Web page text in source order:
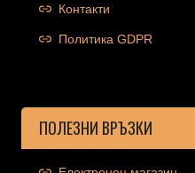
Контакти
Политика GDPR
ПОЛЕЗНИ ВРЪЗКИ